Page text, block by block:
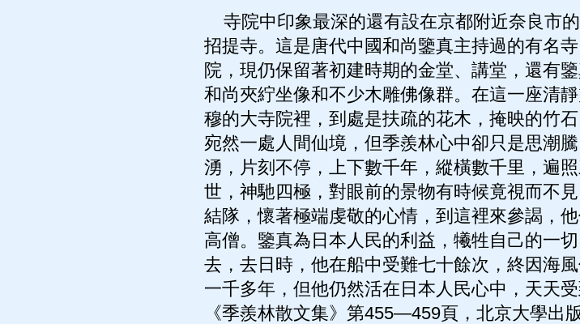
寺院中印象最深的還有設在京都附近奈良市
招提寺。這是唐代中國和尚鑒真主持過的有名寺
院，現仍保留著初建時期的金堂、講堂，還有
和尚夾紵坐像和不少木雕佛像群。在這一座清
穆的大寺院裡，到處是扶疏的花木，掩映的竹石
宛然一處人間仙境，但季羨林心中卻只是思潮騰
湧，片刻不停，上下數千年，縱橫數千里，遍
世，神馳四極，對眼前的景物有時候竟視而不
結隊，懷著極端虔敬的心情，到這裡來參謁，
高僧。鑒真為日本人民的利益，犧牲自己的一
去，去日時，他在船中受難七十餘次，終因海
一千多年，但他仍然活在日本人民心中，天天
《季羨林散文集》第455—459頁，北京大學出